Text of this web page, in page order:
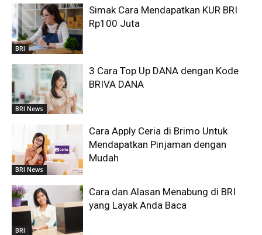
BRI
Simak Cara Mendapatkan KUR BRI
Rp100 Juta
BRI News
3 Cara Top Up DANA dengan Kode
BRIVA DANA
BRI News
Cara Apply Ceria di Brimo Untuk
Mendapatkan Pinjaman dengan
Mudah
BRI
Cara dan Alasan Menabung di BRI
yang Layak Anda Baca